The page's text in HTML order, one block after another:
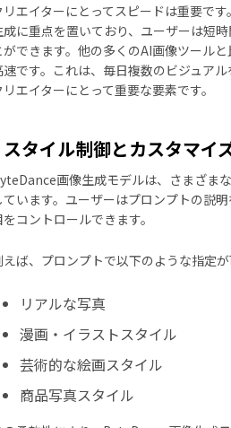
リエイターにとってスピードは重要で
成に重点を置いており、ユーザーは短
ができます。他の多くのAI画像ツール
速です。これは、毎日複数のビジュア
エイターにとって重要な要素です。
スタイル制御とカスタマイ
画像生成モデルは、さまざま
ています。ユーザーはプロンプトの説
コントロールできます。
ば、プロンプトで以下のような指定が
リアルな写真
漫画・イラストスタイル
芸術的な絵画スタイル
商品写真スタイル